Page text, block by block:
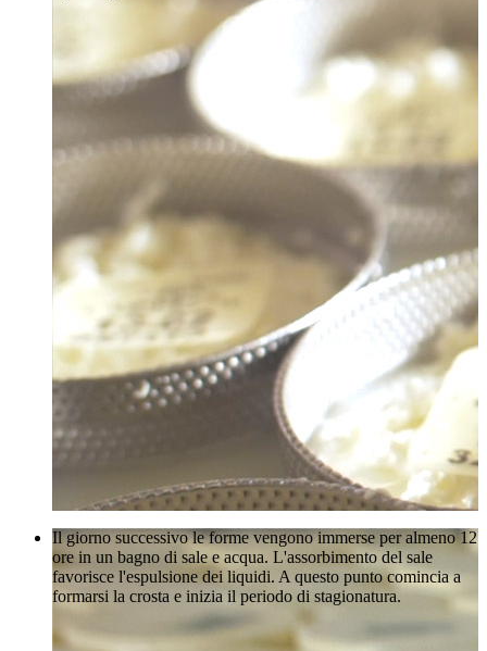
Il giorno successivo le forme vengono immerse per almeno 12
ore in un bagno di sale e acqua. L'assorbimento del sale
favorisce l'espulsione dei liquidi. A questo punto comincia a
formarsi la crosta e inizia il periodo di stagionatura.